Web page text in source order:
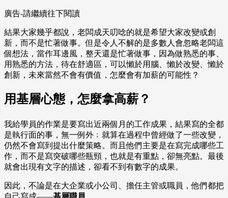
廣告-請繼續往下閱讀
結果大家幾乎都說，老闆成天叨唸的就是希望大家改變或創
新，而不是忙著做事。但是令人不解的是多數人會忽略老闆這
個想法，當作耳邊風，整天還是忙著做事，因為做熟悉的事、
用熟悉的方法，待在舒適區，可以懶於用腦、懶於改變、懶於
創新，未來當然不會有價值，怎麼會有加薪的可能性？
用基層心態，怎麼拿高薪？
我給學員的作業是要寫出近兩個月的工作成果，結果寫的全都
是執行面的事，無一例外﹔就算在過程中曾經做了一些改變，
仍然不會寫到提出什麼策略。而且他們主要是在寫完成哪些工
作，而不是寫突破哪些瓶頸，也就是有重點，卻無亮點。最後
就會出現有文字的描述，卻看不到有數字的成果。
因此，不論是在大企業或小公司、擔任主管或職員，他們都把